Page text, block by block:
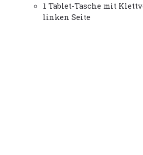
1 Tablet-Tasche mit
linken Seite